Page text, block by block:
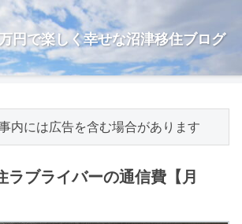
円で楽しく幸せな沼津移住ブログ
内には広告を含む場合があります
ラブライバーの通信費【月